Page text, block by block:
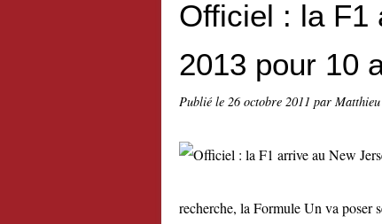
Officiel : la F1
2013 pour 10
Publié le 26 octobre 2011 par
recherche, la Formule Un va poser